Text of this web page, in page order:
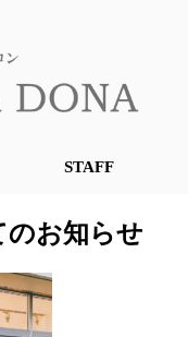
STAFF
のお知らせ